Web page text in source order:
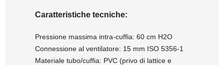
Caratteristiche tecniche:
Pressione massima intra-cuffia: 60 cm H2O
Connessione al ventilatore: 15 mm ISO 5356-1
Materiale tubo/cuffia: PVC (privo di lattice e